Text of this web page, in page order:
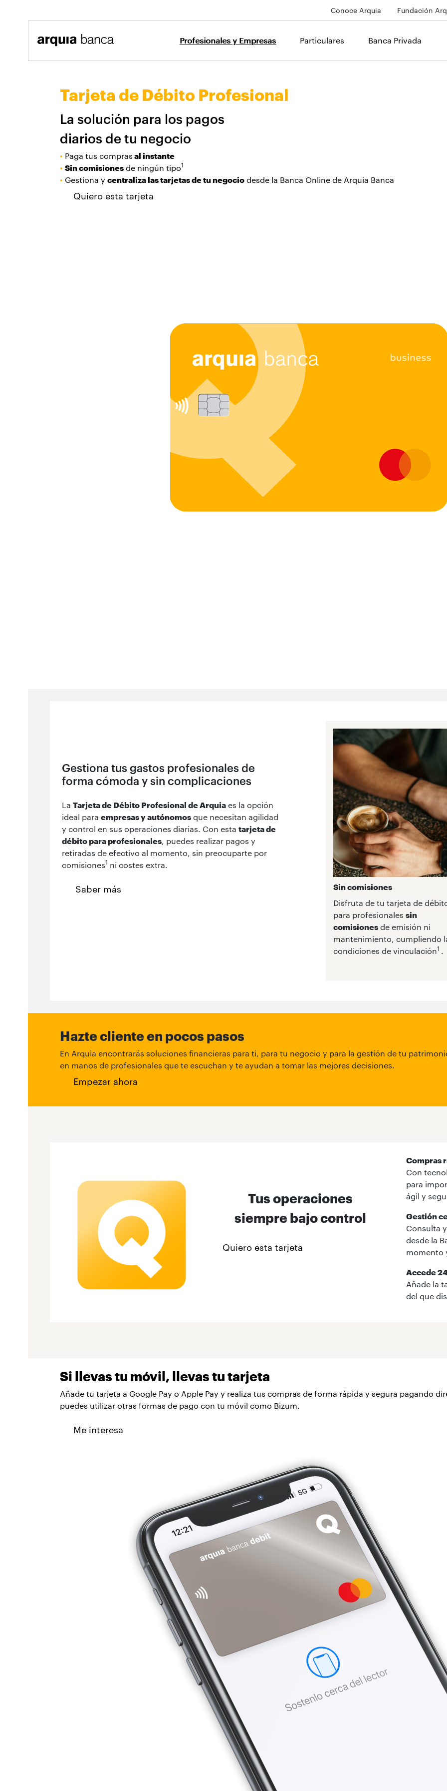
Conoce Arquia Fundación
Profesionales y Empresas Particulares Banca Privada
Tarjeta de Débito Profesional
La solución para los pagos
diarios de tu negocio
• Paga tus compras al instante
• Sin comisiones de ningún tipo1
• Gestiona y centraliza las tarjetas de tu negocio desde la Banca Online de Arquia Banca
Quiero esta tarjeta
Gestiona tus gastos profesionales de
forma cómoda y sin complicaciones
La Tarjeta de Débito Profesional de Arquia es la opción
ideal para empresas y autónomos que necesitan agilidad
y control en sus operaciones diarias. Con esta tarjeta de
débito para profesionales, puedes realizar pagos y
retiradas de efectivo al momento, sin preocuparte por
comisiones1 ni costes extra.
Saber más
Sin comisiones
Disfruta de tu tarjeta de
para profesionales sin
comisionesde emisión ni
mantenimiento, cumpliendo
condiciones de vinculación1 .
Hazte cliente en pocos pasos
En Arquia encontrarás soluciones financieras para ti, para tu negocio y para la gestión de tu
en manos de profesionales que te escuchan y te ayudan a tomar las mejores decisiones.
Empezar ahora
Tus operaciones
siempre bajo control
Quiero esta tarjeta
Compras
Con
para
ágil y
Gestión
Consulta
desde la
momento
Accede
Añade la
del que
Si llevas tu móvil, llevas tu tarjeta
Añade tu tarjeta a Google Pay o Apple Pay y realiza tus compras de forma rápida y segura pagando
puedes utilizar otras formas de pago con tu móvil como Bizum.
Me interesa